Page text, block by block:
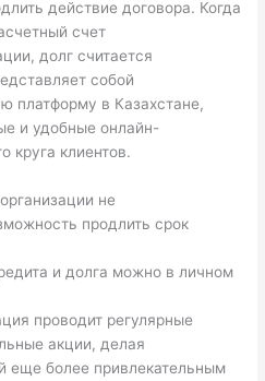
действие договора. Когда
счет
долг считается
собой
платформу в Казахстане,
и удобные онлайн-
круга клиентов.
не
продлить срок
и долга можно в личном
проводит регулярные
акции, делая
еще более привлекательным